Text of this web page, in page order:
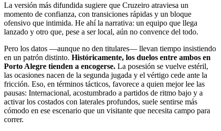
La versión más difundida sugiere que Cruzeiro atraviesa un
momento de confianza, con transiciones rápidas y un bloque
ofensivo que intimida. He ahí la narrativa: un equipo que llega
lanzado y otro que, pese a ser local, aún no convence del todo.
Pero los datos —aunque no den titulares— llevan tiempo insistiendo
en un patrón distinto. Históricamente, los duelos entre ambos en
Porto Alegre tienden a encogerse. La posesión se vuelve estéril,
las ocasiones nacen de la segunda jugada y el vértigo cede ante la
fricción. Eso, en términos tácticos, favorece a quien mejor lee las
pausas: Internacional, acostumbrado a partidos de ritmo bajo y a
activar los costados con laterales profundos, suele sentirse más
cómodo en ese escenario que un visitante que necesita campo para
correr.